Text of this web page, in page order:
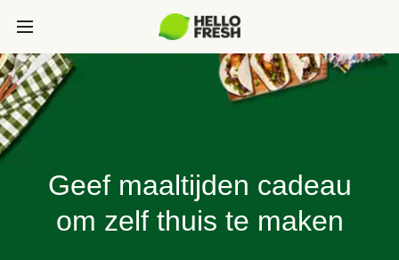
Geef maaltijden cadeau
om zelf thuis te maken